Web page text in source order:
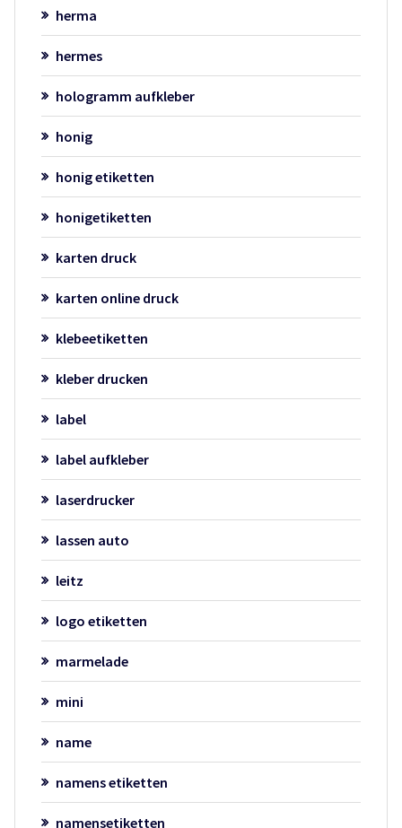
herma
hermes
hologramm aufkleber
honig
honig etiketten
honigetiketten
karten druck
karten online druck
klebeetiketten
kleber drucken
label
label aufkleber
laserdrucker
lassen auto
leitz
logo etiketten
marmelade
mini
name
namens etiketten
namensetiketten